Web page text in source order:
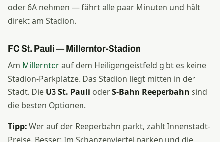
oder 6A nehmen — fährt alle paar Minuten und hält
direkt am Stadion.
FC St. Pauli — Millerntor-Stadion
Am Millerntorauf dem Heiligengeistfeld gibt es keine
Stadion-Parkplätze. Das Stadion liegt mitten in der
Stadt. Die U3 St. Pauli oderS-Bahn Reeperbahn sind
die besten Optionen.
Tipp: Wer auf der Reeperbahn parkt, zahlt Innenstadt-
Preise. Besser: Im Schanzenviertel parken und die